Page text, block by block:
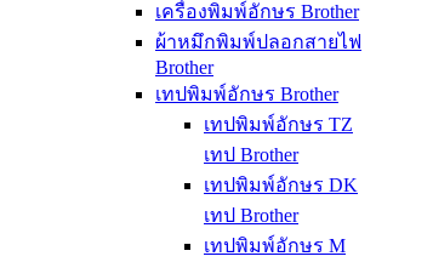
เครื่องพิมพ์อักษร Brother
ผ้าหมึกพิมพ์ปลอกสายไฟ
Brother
เทปพิมพ์อักษร Brother
เทปพิมพ์อักษร TZ
เทป Brother
เทปพิมพ์อักษร DK
เทป Brother
เทปพิมพ์อักษร M